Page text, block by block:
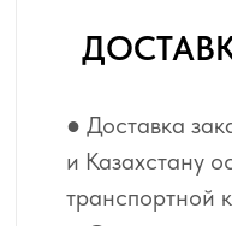
в вашем
по